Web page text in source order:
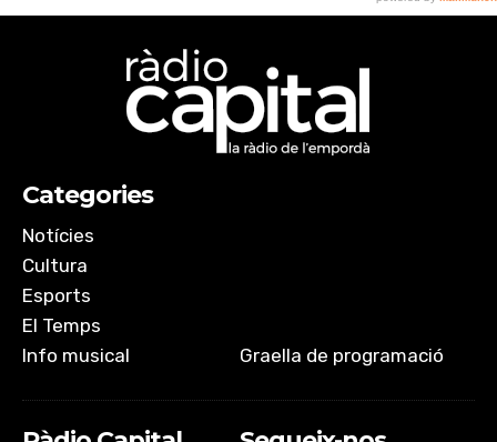
Categories
Notícies
Cultura
Esports
El Temps
Info musical
Graella de programació